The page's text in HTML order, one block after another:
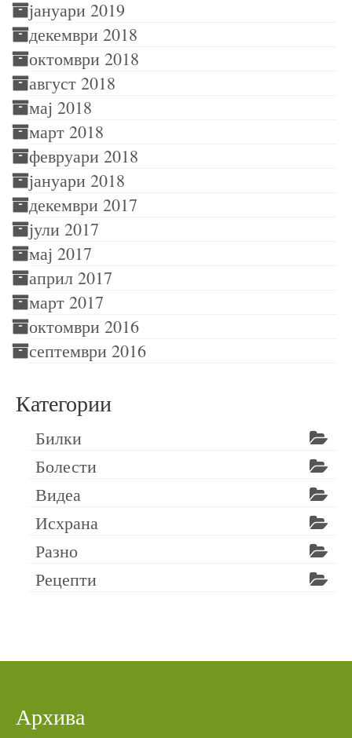
јануари 2019
декември 2018
октомври 2018
август 2018
мај 2018
март 2018
февруари 2018
јануари 2018
декември 2017
јули 2017
мај 2017
април 2017
март 2017
октомври 2016
септември 2016
Категории
Билки
Болести
Видеа
Исхрана
Разно
Рецепти
Архива